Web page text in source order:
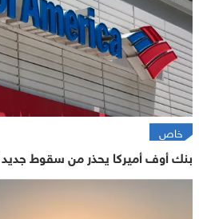
خاص
بنك أوف أميركا يحذر من سقوط